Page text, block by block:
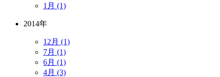
1月 (1)
2014年
12月 (1)
7月 (1)
6月 (1)
4月 (3)